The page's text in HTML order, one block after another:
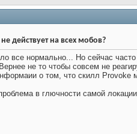
действует на всех мобов?
все нормально... Но сейчас
не то чтобы совсем не
о том, что скилл Provoke
в глючности самой